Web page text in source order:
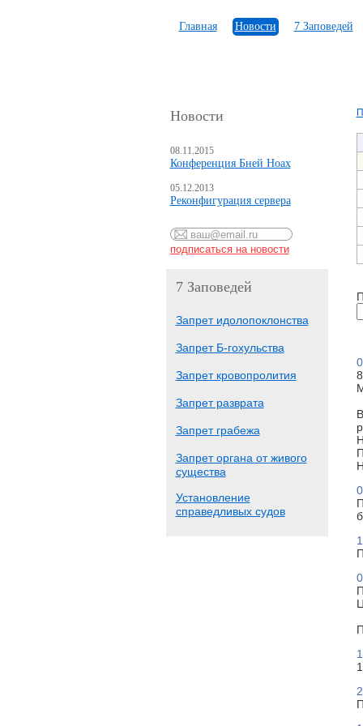
Главная Новости 7 Заповедей
Новости
08.11.2015
Конференция Бней Ноах
05.12.2013
Реконфигурация сервера
7 Заповедей
Запрет идолопоклонства
Запрет Б-гохульства
Запрет кровопролития
Запрет разврата
Запрет грабежа
Запрет органа от живого
существа
Установление
справедливых судов